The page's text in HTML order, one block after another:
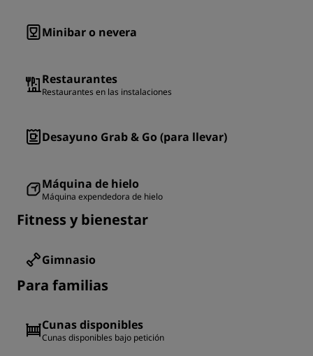
Minibar o nevera
Restaurantes
Restaurantes en las instalaciones
Desayuno Grab & Go (para llevar)
Máquina de hielo
Máquina expendedora de hielo
Fitness y bienestar
Gimnasio
Para familias
Cunas disponibles
Cunas disponibles bajo petición